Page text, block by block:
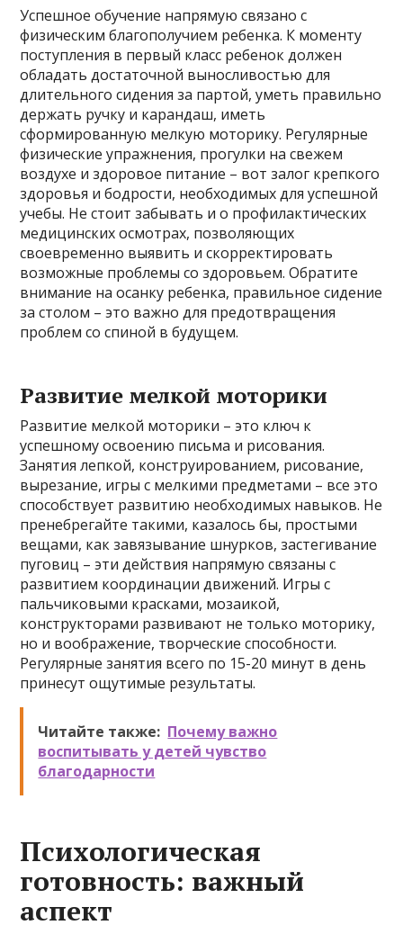
Успешное обучение напрямую связано с
физическим благополучием ребенка. К моменту
поступления в первый класс ребенок должен
обладать достаточной выносливостью для
длительного сидения за партой, уметь правильно
держать ручку и карандаш, иметь
сформированную мелкую моторику. Регулярные
физические упражнения, прогулки на свежем
воздухе и здоровое питание – вот залог крепкого
здоровья и бодрости, необходимых для успешной
учебы. Не стоит забывать и о профилактических
медицинских осмотрах, позволяющих
своевременно выявить и скорректировать
возможные проблемы со здоровьем. Обратите
внимание на осанку ребенка, правильное сидение
за столом – это важно для предотвращения
проблем со спиной в будущем.
Развитие мелкой моторики
Развитие мелкой моторики – это ключ к
успешному освоению письма и рисования.
Занятия лепкой, конструированием, рисование,
вырезание, игры с мелкими предметами – все это
способствует развитию необходимых навыков. Не
пренебрегайте такими, казалось бы, простыми
вещами, как завязывание шнурков, застегивание
пуговиц – эти действия напрямую связаны с
развитием координации движений. Игры с
пальчиковыми красками, мозаикой,
конструкторами развивают не только моторику,
но и воображение, творческие способности.
Регулярные занятия всего по 15-20 минут в день
принесут ощутимые результаты.
Читайте также: Почему важно
воспитывать у детей чувство
благодарности
Психологическая
готовность: важный
аспект